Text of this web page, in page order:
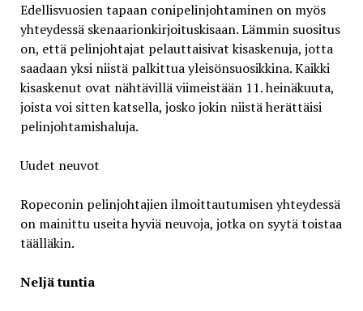
Edellisvuosien tapaan conipelinjohtaminen on myös
yhteydessä skenaarionkirjoituskisaan. Lämmin suositus
on, että pelinjohtajat pelauttaisivat kisaskenuja, jotta
saadaan yksi niistä palkittua yleisönsuosikkina. Kaikki
kisaskenut ovat nähtävillä viimeistään 11. heinäkuuta,
joista voi sitten katsella, josko jokin niistä herättäisi
pelinjohtamishaluja.
Uudet neuvot
Ropeconin pelinjohtajien ilmoittautumisen yhteydessä
on mainittu useita hyviä neuvoja, jotka on syytä toistaa
täälläkin.
Neljä tuntia